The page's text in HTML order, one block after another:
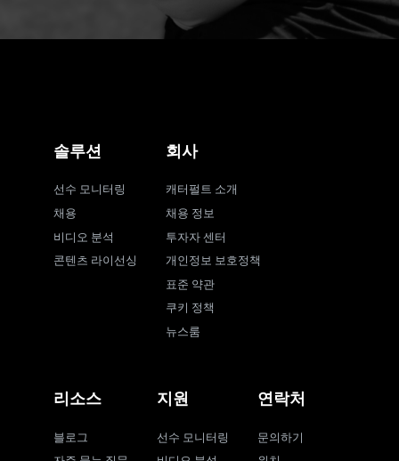
솔루션
선수 모니터링
채용
비디오 분석
콘텐츠 라이선싱
회사
캐터펄트 소개
채용 정보
투자자 센터
개인정보 보호정책
표준 약관
쿠키 정책
뉴스룸
리소스
블로그
지원
선수 모니터링
연락처
문의하기